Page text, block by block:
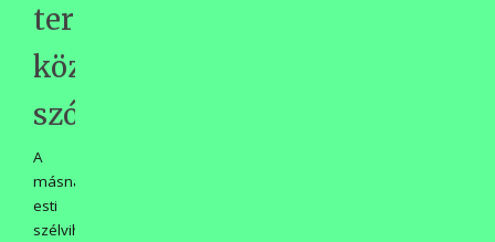
természet
közbe
szólt!
A
másnap
esti
szélvihar